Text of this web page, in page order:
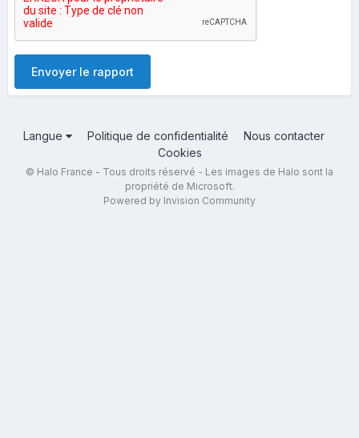
Envoyer le rapport
Langue Politique de confidentialité
Nous contacter
Cookies
© Halo France - Tous droits réservé - Les images de Halo sont la
propriété de Microsoft.
Powered by Invision Community